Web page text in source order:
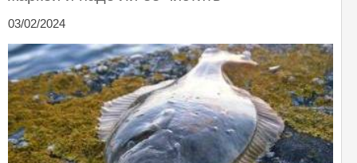
03/02/2024